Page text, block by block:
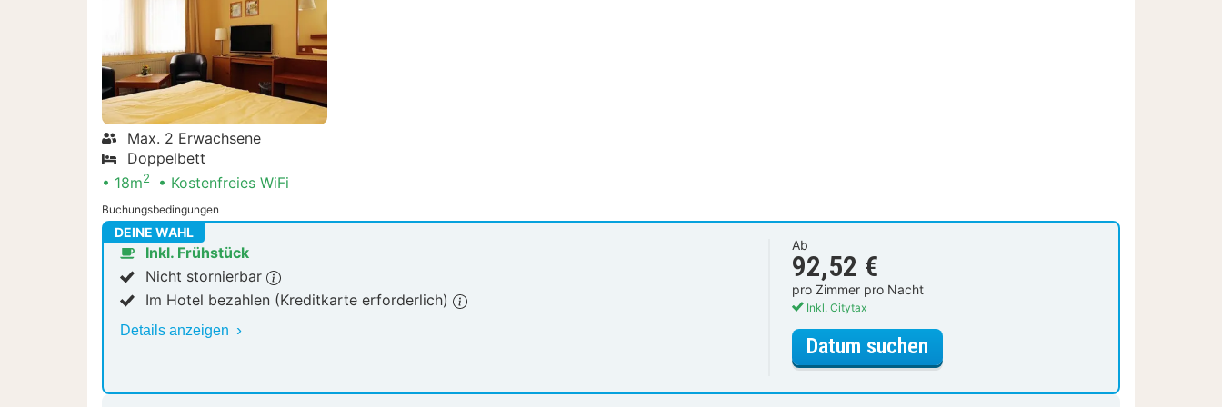
Max. 2 Erwachsene
Doppelbett
18m2 Kostenfreies WiFi
Buchungsbedingungen
DEINE WAHL
Inkl. Frühstück
Nicht stornierbar
Im Hotel bezahlen (Kreditkarte erforderlich)
Details anzeigen
Ab
92,52 €
pro Zimmer pro Nacht
Inkl. Citytax
Datum suchenfür Doppelzimmer